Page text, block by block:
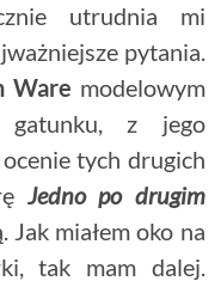
utrudnia mi
pytania.
Ware modelowym
gatunku, z jego
tych drugich
Jedno po drugim
Jak miałem oko na
tak mam dalej.